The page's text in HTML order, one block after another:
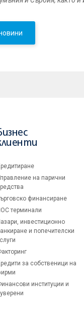
на парични
финансиране
терминали
инвестиционно
и попечителски
за собственици на
институции и